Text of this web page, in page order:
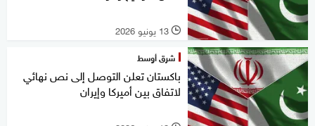
l 13 يونيو 2026
شرق أوسط
باكستان تعلن التوصل إلى نص نهائي
لاتفاق بين أميركا وإيران